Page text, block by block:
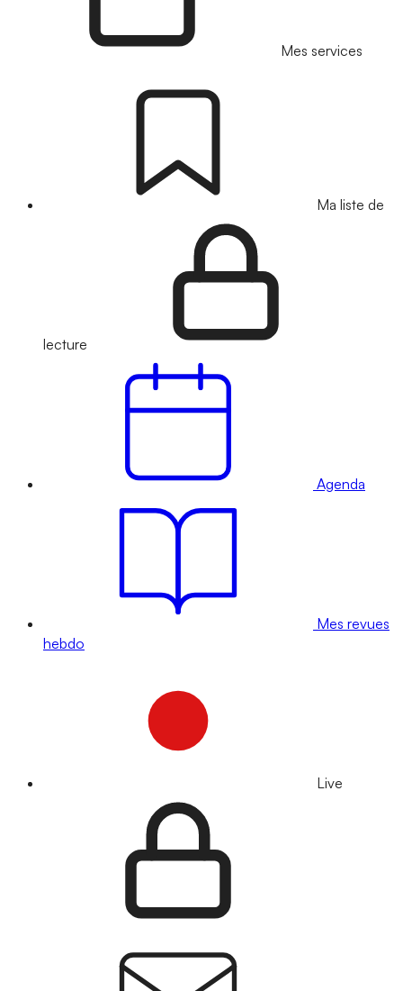
Mes services
Ma liste de
lecture
Agenda
Mes revues
hebdo
Live